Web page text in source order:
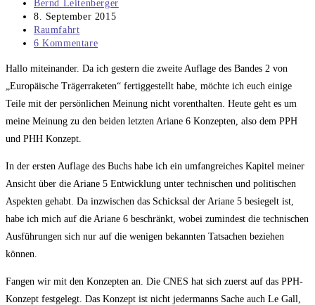
Beitrags-
Autor:
Bernd Leitenberger
Beitrag
veröffentlicht:
8. September 2015
Beitrags-
Kategorie:
Raumfahrt
Beitrags-
6 Kommentare
Hallo miteinander. Da ich gestern die zweite Auflage des Bandes 2 von
„Europäische Trägerraketen“ fertiggestellt habe, möchte ich euch einige
Teile mit der persönlichen Meinung nicht vorenthalten. Heute geht es um
meine Meinung zu den beiden letzten Ariane 6 Konzepten, also dem PPH
und PHH Konzept.
In der ersten Auflage des Buchs habe ich ein umfangreiches Kapitel meiner
Ansicht über die Ariane 5 Entwicklung unter technischen und politischen
Aspekten gehabt. Da inzwischen das Schicksal der Ariane 5 besiegelt ist,
habe ich mich auf die Ariane 6 beschränkt, wobei zumindest die technischen
Ausführungen sich nur auf die wenigen bekannten Tatsachen beziehen
können.
Fangen wir mit den Konzepten an. Die CNES hat sich zuerst auf das PPH-
Konzept festgelegt. Das Konzept ist nicht jedermanns Sache auch Le Gall,